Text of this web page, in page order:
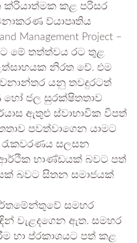
කළ පරිසර
ව්යාපෘතිය
Management Project –
මේ තත්ත්වය රට තුළ
නිරත වේ. එම
යනු තවදුරටත්
ජල සුරක්ෂිතතාව
ඇතුළු ස්වාභාවික විපත්
පවත්වාගෙන යාමට
රැකවරණය සලසන
භාණ්ඩයක් බවට පත්
බවට සිතන සමාජයක්
සමහර
වැළදගෙන ඇත. සමහර
හා ප්රකාශයට පත් කළ